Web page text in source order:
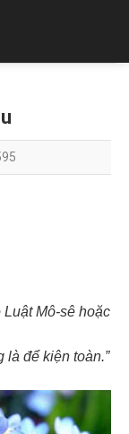
Mô-sê hoặc
là để kiện toàn.”